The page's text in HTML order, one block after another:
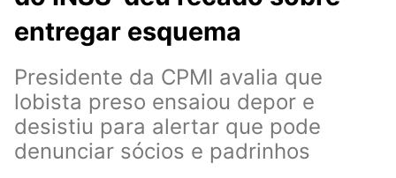
entregar esquema
Presidente da CPMI avalia que
lobista preso ensaiou depor e
desistiu para alertar que pode
denunciar sócios e padrinhos